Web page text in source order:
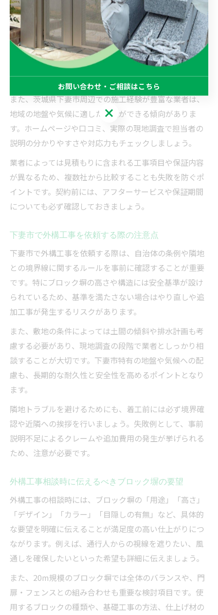
外構工事で失敗しない業者選びの判断基準
外構工事を依頼する際に業者選びで失敗しないために
は、施工実績と見積もりの明確さを重視しましょう。特
にブロック塀工事は基礎の強度や仕上がりに差が出やす
いため、過去の施工例や現場写真を確認することが大切
です。
また、茨城県下妻市周辺での施工経験が豊富な業者は、
地域の地盤や気候に適した提案ができる傾向がありま
す。ホームページや口コミ、実際の現地調査で担当者の
説明の分かりやすさや対応力もチェックしましょう。
業者によっては見積もりに含まれる工事項目や保証内容
が異なるため、複数社から比較することも失敗を防ぐポ
イントです。契約前には、アフターサービスや保証期間
についても必ず確認しておきましょう。
下妻市で外構工事を依頼する際の注意点
下妻市で外構工事を依頼する際は、自治体の条例や隣地
との境界線に関するルールを事前に確認することが重要
です。特にブロック塀の高さや構造には安全基準が設け
られているため、基準を満たさない場合はやり直しや追
加工事が発生するリスクがあります。
また、敷地の条件によっては土間の傾斜や排水計画も考
慮する必要があり、現地調査の段階で業者としっかり相
談することが大切です。下妻市特有の地盤や気候への配
慮も、長期的な耐久性と安全性を高めるポイントとなり
ます。
隣地トラブルを避けるためにも、着工前には必ず境界確
認や近隣への挨拶を行いましょう。失敗例として、事前
説明不足によるクレームや追加費用の発生が挙げられる
ため、注意が必要です。
外構工事相談時に伝えるべきブロック塀の要望
外構工事の相談時には、ブロック塀の「用途」「高さ」
「デザイン」「カラー」「目隠しの有無」など、具体的
な要望を明確に伝えることが満足度の高い仕上がりにつ
ながります。例えば、通行人からの視線を遮りたい、風
通しを確保したいといった希望も詳細に伝えましょう。
また、20m規模のブロック塀では全体のバランスや、門
扉・フェンスとの組み合わせも重要な検討項目です。使
用するブロックの種類や、基礎工事の方法、仕上げ材の
お問い合わせ・ご相談はこちら
お問い合わせ・ご相談はこちら